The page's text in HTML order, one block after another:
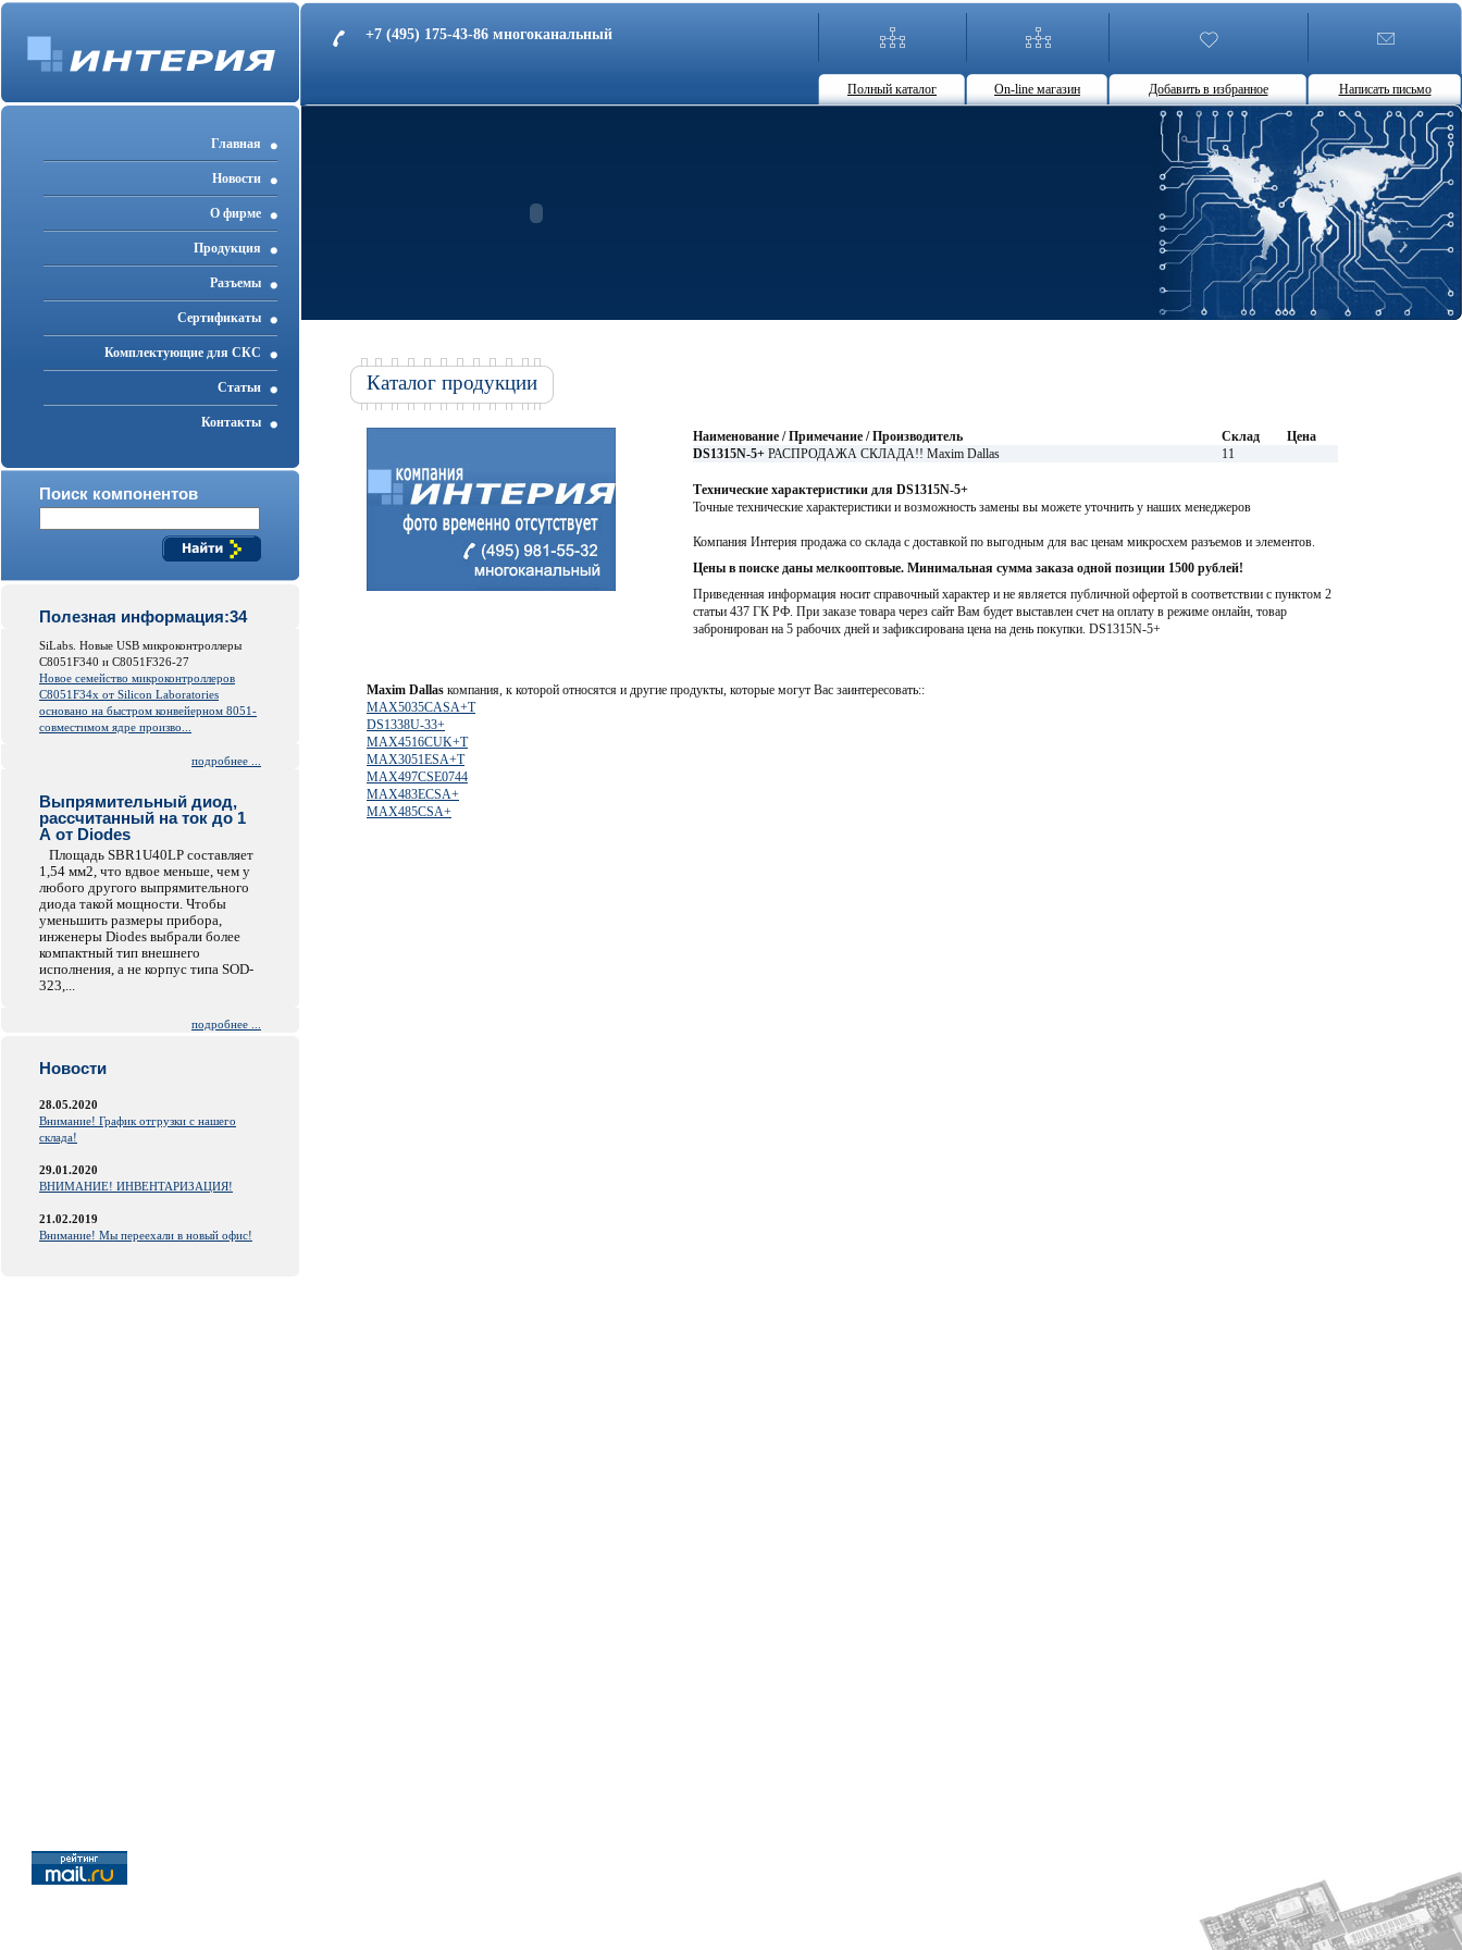
+7 (495) 175-43-86 многоканальный
Полный каталог On-line магазин Добавить в избранное Написать письмо
Главная
Новости
О фирме
Продукция
Разъемы
Cертификаты
Комплектующие для СКС
Статьи
Контакты
Поиск компонентов
Полезная информация:34
SiLabs. Новые USB микроконтроллеры
C8051F340 и C8051F326-27
Новое семейство микроконтроллеров
C8051F34x от Silicon Laboratories
основано на быстром конвейерном 8051-
совместимом ядре произво...
подробнее ...
Выпрямительный диод,
рассчитанный на ток до 1
А от Diodes
Площадь SBR1U40LP составляет
1,54 мм2, что вдвое меньше, чем у
любого другого выпрямительного
диода такой мощности. Чтобы
уменьшить размеры прибора,
инженеры Diodes выбрали более
компактный тип внешнего
исполнения, а не корпус типа SOD-
323,...
подробнее ...
Новости
28.05.2020
Внимание! График отгрузки с нашего
склада!
29.01.2020
ВНИМАНИЕ! ИНВЕНТАРИЗАЦИЯ!
21.02.2019
Внимание! Мы переехали в новый офис!
Каталог продукции
Наименование / Примечание / Производитель Склад
Цена
DS1315N-5+ РАСПРОДАЖА СКЛАДА!! Maxim Dallas 11
Технические характеристики для DS1315N-5+
Точные технические характеристики и возможность замены вы можете уточнить у наших менеджеров
Компания Интерия продажа со склада с доставкой по выгодным для вас ценам микросхем разъемов и элементов.
Цены в поиске даны мелкооптовые. Минимальная сумма заказа одной позиции 1500 рублей!
Приведенная информация носит справочный характер и не является публичной офертой в соответствии с пунктом 2
статьи 437 ГК РФ. При заказе товара через сайт Вам будет выставлен счет на оплату в режиме онлайн, товар
забронирован на 5 рабочих дней и зафиксирована цена на день покупки. DS1315N-5+
Maxim Dallas компания, к которой относятся и другие продукты, которые могут Вас заинтересовать::
MAX5035CASA+T
DS1338U-33+
MAX4516CUK+T
MAX3051ESA+T
MAX497CSE0744
MAX483ECSA+
MAX485CSA+